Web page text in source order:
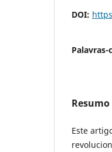
DOI:
Palavras-
Resumo
Este